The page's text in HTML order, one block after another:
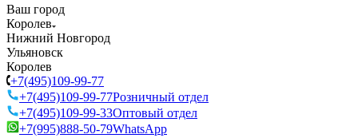
Ваш город
Королев
Нижний Новгород
Ульяновск
Королев
+7(495)109-99-77
+7(495)109-99-77Розничный отдел
+7(495)109-99-33Оптовый отдел
+7(995)888-50-79WhatsApp